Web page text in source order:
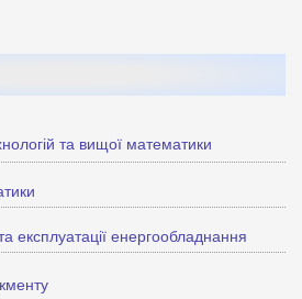
та вищої математики
експлуатації енергообладнання